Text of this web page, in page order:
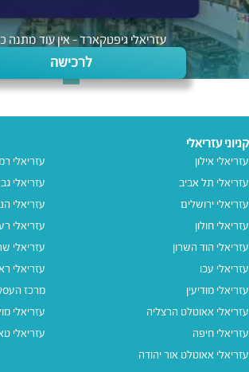
עזריאלי גיפטקארד - אין עוד מתנה
לרכישה
קניוני עזריאלי
עזריאלי אילון
עזריאלי תל אביב
עזריאלי ירושלים
עזריאלי חולון
עזריאלי הוד השרון
עזריאלי עכו
עזריאלי מודיעין
עזריאלי אאוטלט הרצליה
עזריאלי חיפה
עזריאלי אאוטלט אור יהודה
עזריאלי
עזריאלי
עזריאלי
עזריאלי
עזריאלי
עזריאלי
מרכז
עזריאלי
עזריאלי